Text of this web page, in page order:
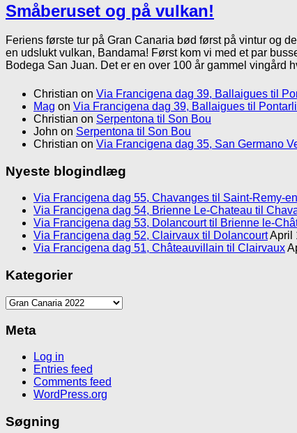
Småberuset og på vulkan!
Feriens første tur på Gran Canaria bød først på vintur og
en udslukt vulkan, Bandama! Først kom vi med et par
Bodega San Juan. Det er en over 100 år gammel vingård
Christian on Via Francigena dag 39, Ballaigues til
Mag on Via Francigena dag 39, Ballaigues til
Christian on Serpentona til Son Bou
John on Serpentona til Son Bou
Christian on Via Francigena dag 35, San Germano
Nyeste blogindlæg
Via Francigena dag 55, Chavanges til Saint-Remy-
Via Francigena dag 54, Brienne Le-Chateau til
Via Francigena dag 53, Dolancourt til Brienne le-
Via Francigena dag 52, Clairvaux til DolancourtApril
Via Francigena dag 51, Châteauvillain til Clairvaux
Kategorier
Kategorier
Meta
Log in
Entries feed
Comments feed
WordPress.org
Søgning